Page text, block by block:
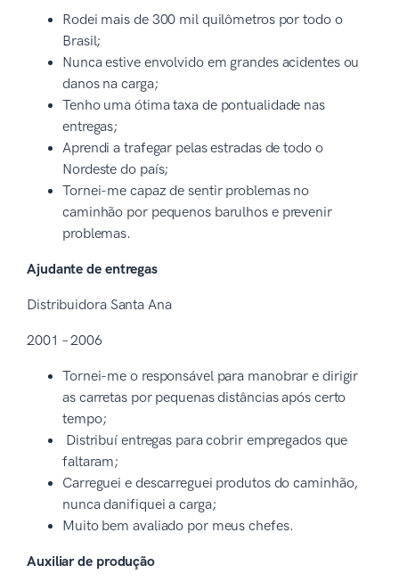
Rodei mais de 300 mil quilômetros por todo o
Brasil;
Nunca estive envolvido em grandes acidentes ou
danos na carga;
Tenho uma ótima taxa de pontualidade nas
entregas;
Aprendi a trafegar pelas estradas de todo o
Nordeste do país;
Tornei-me capaz de sentir problemas no
caminhão por pequenos barulhos e prevenir
problemas.
Ajudante de entregas
Distribuidora Santa Ana
2001 – 2006
Tornei-me o responsável para manobrar e dirigir
as carretas por pequenas distâncias após certo
tempo;
Distribuí entregas para cobrir empregados que
faltaram;
Carreguei e descarreguei produtos do caminhão,
nunca danifiquei a carga;
Muito bem avaliado por meus chefes.
Auxiliar de produção